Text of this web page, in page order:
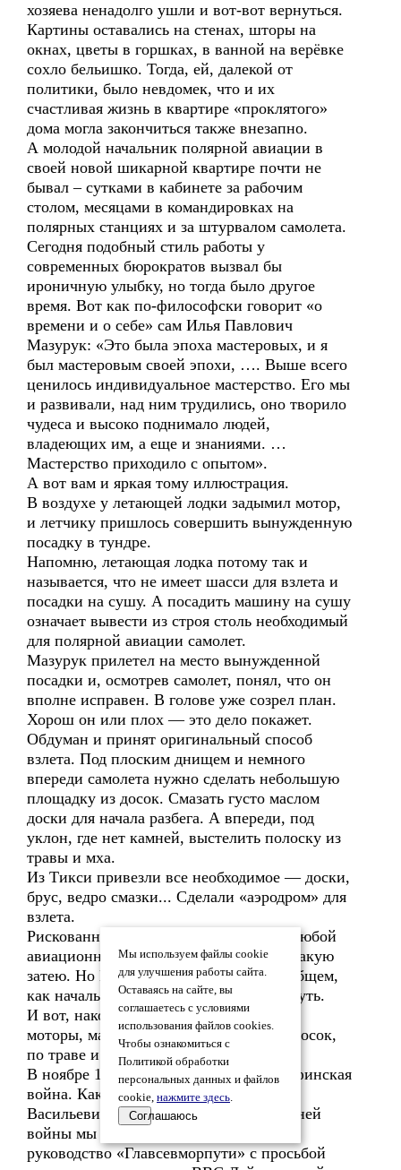
хозяева ненадолго ушли и вот-вот вернуться.
Картины оставались на стенах, шторы на
окнах, цветы в горшках, в ванной на верёвке
сохло бельишко. Тогда, ей, далекой от
политики, было невдомек, что и их
счастливая жизнь в квартире «проклятого»
дома могла закончиться также внезапно.
А молодой начальник полярной авиации в
своей новой шикарной квартире почти не
бывал – сутками в кабинете за рабочим
столом, месяцами в командировках на
полярных станциях и за штурвалом самолета.
Сегодня подобный стиль работы у
современных бюрократов вызвал бы
ироничную улыбку, но тогда было другое
время. Вот как по-философски говорит «о
времени и о себе» сам Илья Павлович
Мазурук: «Это была эпоха мастеровых, и я
был мастеровым своей эпохи, …. Выше всего
ценилось индивидуальное мастерство. Его мы
и развивали, над ним трудились, оно творило
чудеса и высоко поднимало людей,
владеющих им, а еще и знаниями. …
Мастерство приходило с опытом».
А вот вам и яркая тому иллюстрация.
В воздухе у летающей лодки задымил мотор,
и летчику пришлось совершить вынужденную
посадку в тундре.
Напомню, летающая лодка потому так и
называется, что не имеет шасси для взлета и
посадки на сушу. А посадить машину на сушу
означает вывести из строя столь необходимый
для полярной авиации самолет.
Мазурук прилетел на место вынужденной
посадки и, осмотрев самолет, понял, что он
вполне исправен. В голове уже созрел план.
Хорош он или плох — это дело покажет.
Обдуман и принят оригинальный способ
взлета. Под плоским днищем и немного
впереди самолета нужно сделать небольшую
площадку из досок. Смазать густо маслом
доски для начала разбега. А впереди, под
уклон, где нет камней, выстелить полоску из
травы и мха.
Из Тикси привезли все необходимое — доски,
брус, ведро смазки... Сделали «аэродром» для
взлета.
Рискованный взлет, почти авантюра. Любой
авиационный начальник запретил бы такую
затею. Но Мазурук сам начальник. В общем,
как начальник он разрешил себе рискнуть.
И вот, наконец, бортмеханик запустил
моторы, машина скользнула по маслу досок,
по траве и повисла в воздухе...
В ноябре 1939 года началась советско-финская
война. Как вспоминал позже Михаил
Васильевич Водопьянов: «..с первых дней
войны мы начали бомбардировать
руководство «Главсевморпути» с просьбой
Мы используем файлы cookie
для улучшения работы сайта.
Оставаясь на сайте, вы
соглашаетесь с условиями
использования файлов cookies.
Чтобы ознакомиться с
Политикой обработки
персональных данных и файлов
cookie, нажмите здесь.
Соглашаюсь